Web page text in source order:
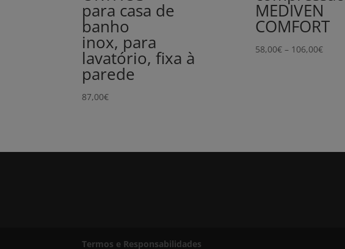
para casa de
banho
inox, para
lavatório, fixa à
parede
87,00€
MEDIVEN
COMFORT
58,00€ – 106,00€Price
Termos e Responsabilidades